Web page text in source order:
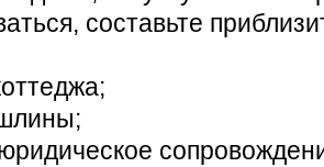
составьте